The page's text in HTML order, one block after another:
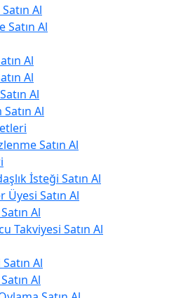
Al
Satın Al
Al
Al
Al
Al
Satın Al
İsteği Satın Al
Üyesi Satın Al
Al
Takviyesi Satın Al
Al
Al